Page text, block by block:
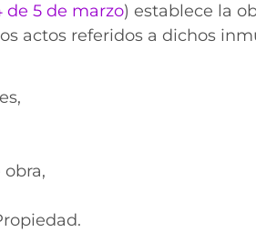
de 5 de marzo) establece la
actos referidos a dichos